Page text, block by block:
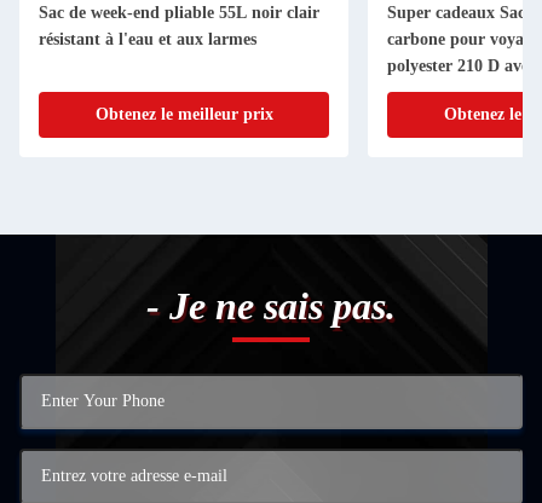
Sac de week-end pliable 55L noir clair
résistant à l'eau et aux larmes
Obtenez le meilleur prix
Super cadeaux Sac
carbone pour
polyester 210 D
combiné
Obtenez le
- Je ne sais pas.